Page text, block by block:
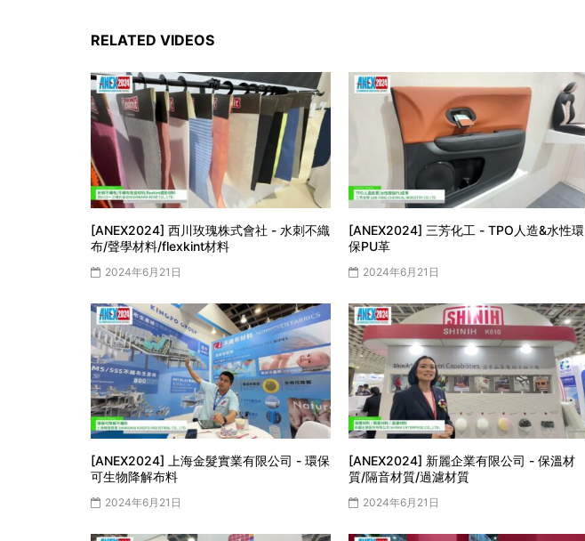
RELATED VIDEOS
[ANEX2024] 西川玫瑰株式會社 - 水刺不織
布/聲學材料/flexkint材料
2024年6月21日
[ANEX2024] 三芳化工 - TPO人造&水性環
保PU革
2024年6月21日
[ANEX2024] 上海金髮實業有限公司 - 環保
可生物降解布料
2024年6月21日
[ANEX2024] 新麗企業有限公司 - 保溫材
質/隔音材質/過濾材質
2024年6月21日